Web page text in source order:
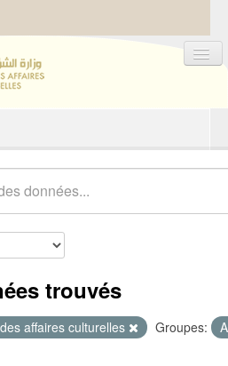
trouvés
affaires culturelles Groupes: